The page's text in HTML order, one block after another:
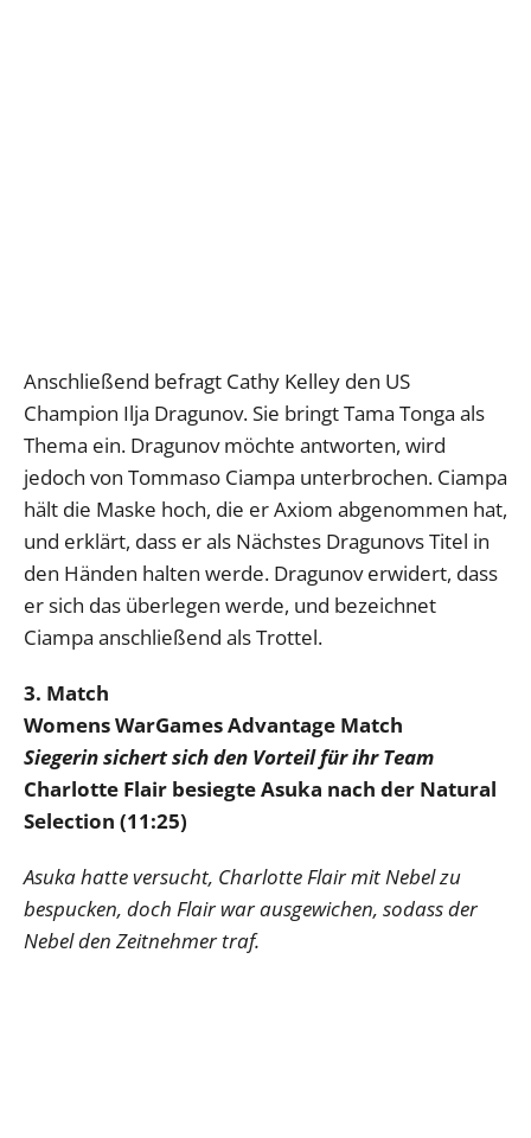
Anschließend befragt Cathy Kelley den US
Champion Ilja Dragunov. Sie bringt Tama Tonga als
Thema ein. Dragunov möchte antworten, wird
jedoch von Tommaso Ciampa unterbrochen. Ciampa
hält die Maske hoch, die er Axiom abgenommen hat,
und erklärt, dass er als Nächstes Dragunovs Titel in
den Händen halten werde. Dragunov erwidert, dass
er sich das überlegen werde, und bezeichnet
Ciampa anschließend als Trottel.
3. Match
Womens WarGames Advantage Match
Siegerin sichert sich den Vorteil für ihr Team
Charlotte Flair besiegte Asuka nach der Natural
Selection (11:25)
Asuka hatte versucht, Charlotte Flair mit Nebel zu
bespucken, doch Flair war ausgewichen, sodass der
Nebel den Zeitnehmer traf.